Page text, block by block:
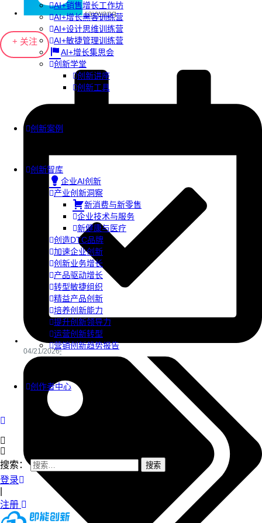
AI+销售增长工作坊
AI+增长黑客训练营
AI+设计思维训练营
AI+敏捷管理训练营
AI+增长集思会
创新学堂
创新讲座
创新工具
创新案例
创新智库
企业AI创新
产业创新洞察
新消费与新零售
企业技术与服务
新健康与医疗
创造DTC品牌
加速企业创新
创新业务增长
产品驱动增长
转型敏捷组织
精益产品创新
培养创新能力
提升创新领导力
运营创新转型
营销创新趋势报告
创作者中心
搜索：
登录
注册
raywang
+ 关注
04/21/2026